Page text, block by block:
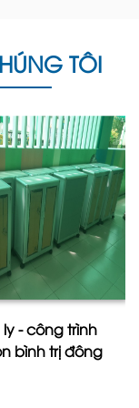
chuộng
ngoài trời sở
chọn hoàn
có diện tích
kiện.
TÔI
- công trình
bình trị đông